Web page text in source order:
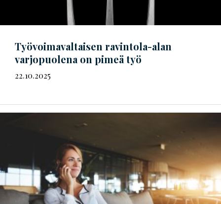
Työ­voi­ma­val­tai­sen ravintola-alan
varjopuolena on pimeä työ
22.10.2025